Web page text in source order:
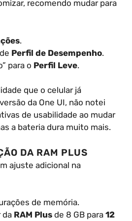
recomendo mudar para
.
Perfil de Desempenho.
para o Perfil Leve.
que o celular já
da One UI, não notei
de usabilidade ao mudar
a bateria dura muito mais.
DA RAM PLUS
ajuste adicional na
de memória.
da RAM Plus de 8 GB para 12